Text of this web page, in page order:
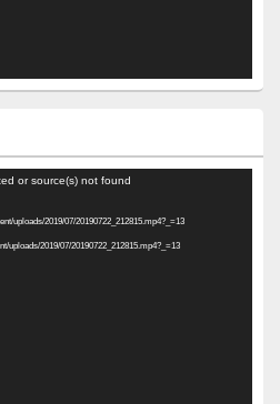
or source(s) not found
uploads/2019/07/20190722_212815.mp4?_=13
uploads/2019/07/20190722_212815.mp4?_=13